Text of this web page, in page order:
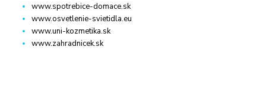
www.spotrebice-domace.sk
www.osvetlenie-svietidla.eu
www.uni-kozmetika.sk
www.zahradnicek.sk